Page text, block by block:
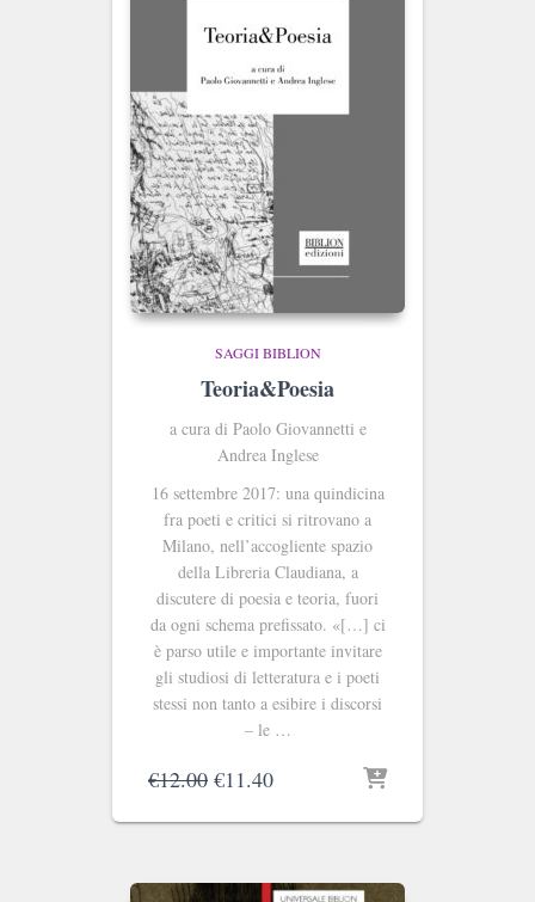
SAGGI BIBLION
Teoria&Poesia
a cura di Paolo Giovannetti e
Andrea Inglese
16 settembre 2017: una quindicina
fra poeti e critici si ritrovano a
Milano, nell’accogliente spazio
della Libreria Claudiana, a
discutere di poesia e teoria, fuori
da ogni schema prefissato. «[…] ci
è parso utile e importante invitare
gli studiosi di letteratura e i poeti
stessi non tanto a esibire i discorsi
– le …
€12.00 Il
originale
€12.00.
€11.40Il
attuale
€11.40.